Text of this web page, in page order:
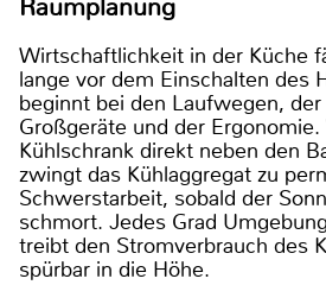
Raumplanung
Wirtschaftlichkeit in der Küche
lange vor dem Einschalten des
beginnt bei den Laufwegen,
Großgeräte und der
Kühlschrank direkt neben den
zwingt das Kühlaggregat zu
Schwerstarbeit, sobald der
schmort. Jedes Grad
treibt den Stromverbrauch des
spürbar in die Höhe.